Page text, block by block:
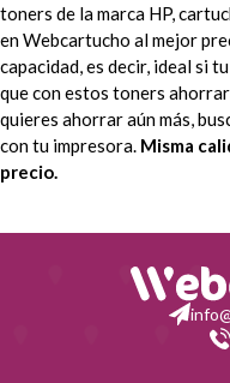
toners de la marca HP,
en Webcartucho al mejor
capacidad, es decir, ideal si
que con estos toners
quieres ahorrar aún más,
con tu impresora. Misma
precio.